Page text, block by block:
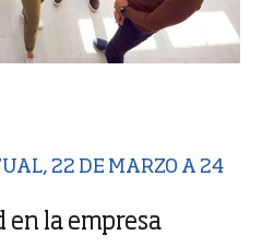
22 DE MARZO A 24
en la empresa